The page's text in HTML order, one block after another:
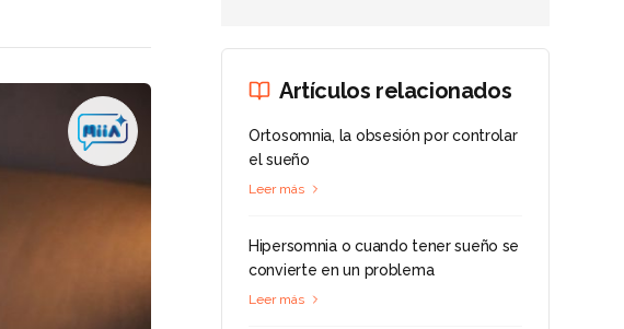
Artículos relacionados
Ortosomnia, la obsesión por controlar
el sueño
Leer más
Hipersomnia o cuando tener sueño se
convierte en un problema
Leer más